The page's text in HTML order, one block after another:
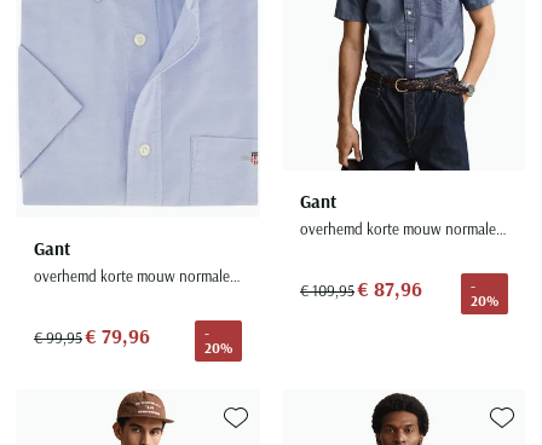
Gant
overhemd korte mouw normale fit lichtblauw katoen
€ 99,95€ 79,96
-
20%
Gant
overhemd korte mouw normale fit effen blauw katoen
€ 109,95€ 87,96
-
20%